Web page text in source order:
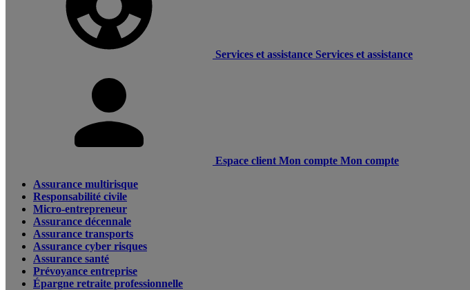
Services et assistance Services et assistance
Espace client Mon compte Mon compte
Assurance multirisque
Responsabilité civile
Micro-entrepreneur
Assurance décennale
Assurance transports
Assurance cyber risques
Assurance santé
Prévoyance entreprise
Épargne retraite professionnelle